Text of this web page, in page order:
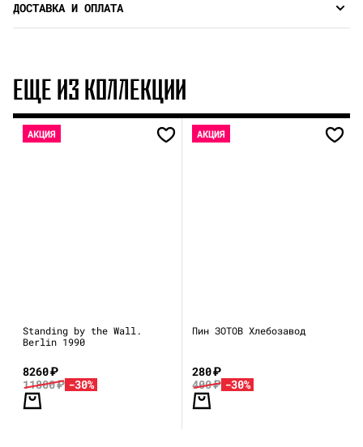
ДОСТАВКА И ОПЛАТА
ЕЩЕ ИЗ КОЛЛЕКЦИИ
АКЦИЯ
Standing by the Wall.
Berlin 1990
8260₽
11800₽ -30%
АКЦИЯ
Пин ЗОТОВ Хлебозавод
280₽
400₽ -30%